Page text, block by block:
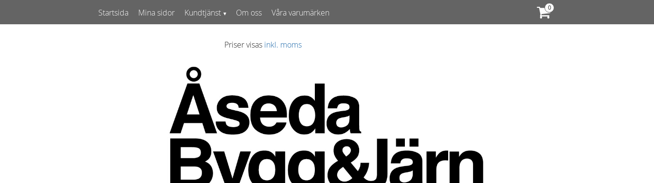
Priser visas inkl. moms
Startsida Mina sidor Kundtjänst Om oss Våra varumärken